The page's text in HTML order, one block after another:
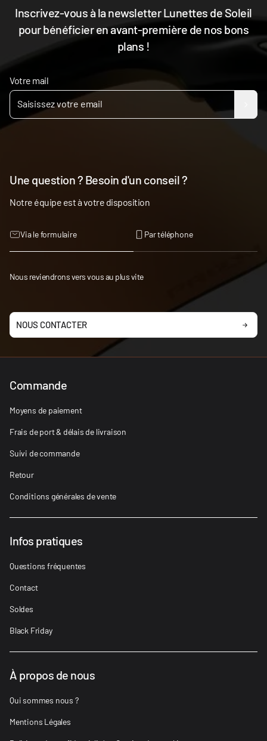
Inscrivez-vous à la newsletter Lunettes de Soleil
pour bénéficier en avant-première de nos bons
plans !
Votre mail
Une question ? Besoin d'un conseil ?
Notre équipe est à votre disposition
Via le formulaire Par téléphone
Nous reviendrons vers vous au plus vite
NOUS CONTACTER
Commande
Moyens de paiement
Frais de port & délais de livraison
Suivi de commande
Retour
Conditions générales de vente
Infos pratiques
Questions fréquentes
Contact
Soldes
Black Friday
À propos de nous
Qui sommes nous ?
Mentions Légales